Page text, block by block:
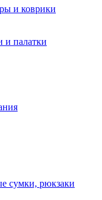
и коврики
и палатки
сумки, рюкзаки